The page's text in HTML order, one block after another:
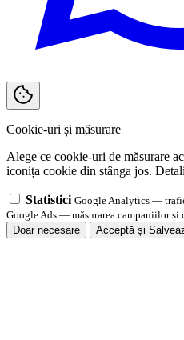
Cookie-uri și măsurare
Alege ce cookie-uri de măsurare
iconița cookie din stânga jos.
Statistici Google Analytics —
Google Ads — măsurarea campaniilor și
Doar necesare
Acceptă și